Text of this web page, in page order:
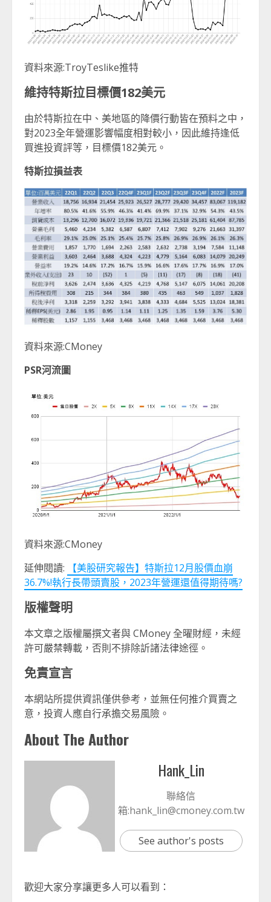
資料來源:TroyTeslike推特
維持特斯拉目標價182美元
由於特斯拉在中、美地區的降價行動皆在預料之中，
對2023全年營運影響幅度相對較小，因此維持逢低
買進投資評等，目標價182美元。
特斯拉損益表
資料來源:CMoney
PSR河流圖
資料來源:CMoney
延伸閱讀:
【美股研究報告】特斯拉12月股價血崩
36.7%!執行長帶頭賣股，2023年營運還值得期待嗎?
版權聲明
本文章之版權屬撰文者與 CMoney 全曜財經，未經
許可嚴禁轉載，否則不排除訢諸法律途徑。
免責宣言
本網站所提供資訊僅供參考，並無任何推介買賣之
意，投資人應自行承擔交易風險。
About The Author
Hank_Lin
聯絡信
箱:hank_lin@cmoney.com.tw
See author's posts
歡迎大家分享讓更多人可以看到：